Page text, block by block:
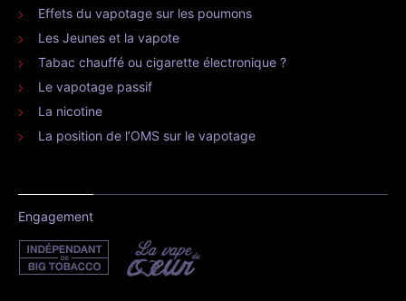
Effets du vapotage sur les poumons
Les Jeunes et la vapote
Tabac chauffé ou cigarette électronique ?
Le vapotage passif
La nicotine
La position de l’OMS sur le vapotage
Engagement